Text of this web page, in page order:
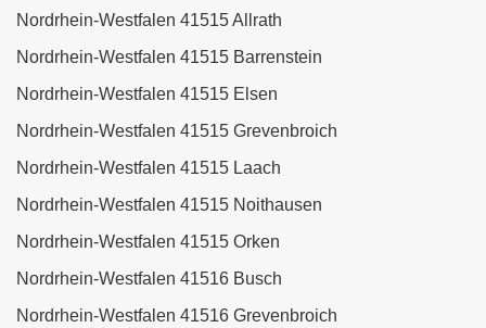
Nordrhein-Westfalen 41515 Allrath
Nordrhein-Westfalen 41515 Barrenstein
Nordrhein-Westfalen 41515 Elsen
Nordrhein-Westfalen 41515 Grevenbroich
Nordrhein-Westfalen 41515 Laach
Nordrhein-Westfalen 41515 Noithausen
Nordrhein-Westfalen 41515 Orken
Nordrhein-Westfalen 41516 Busch
Nordrhein-Westfalen 41516 Grevenbroich